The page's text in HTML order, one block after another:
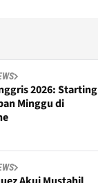
2026: Starting
Minggu di